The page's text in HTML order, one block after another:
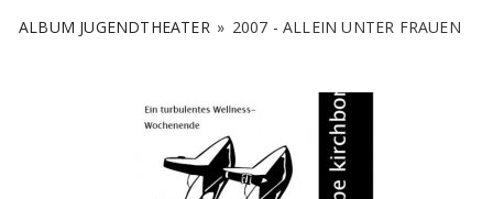
ALBUM JUGENDTHEATER » 2007 - ALLEIN UNTER FRAUEN